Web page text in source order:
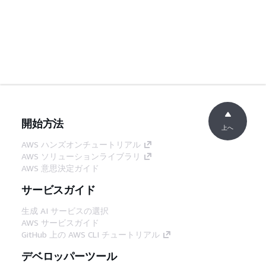
開始方法
AWS ハンズオンチュートリアル
AWS ソリューションライブラリ
AWS 意思決定ガイド
サービスガイド
生成 AI サービスの選択
AWS サービスガイド
GitHub 上の AWS CLI チュートリアル
デベロッパーツール
上へ